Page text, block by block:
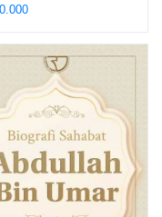
dan Kasus) – Dr. Hanif